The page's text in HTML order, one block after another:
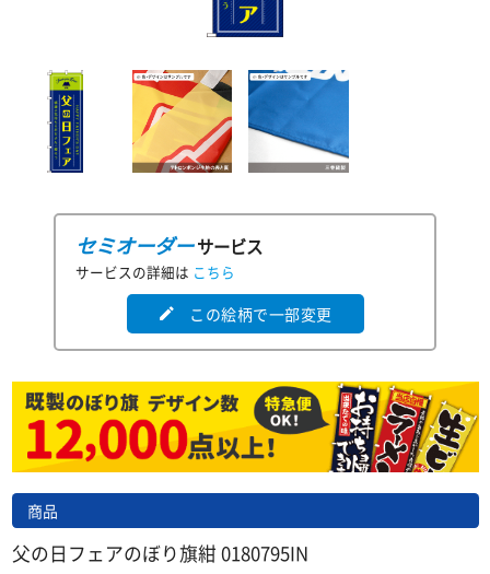
セミオーダーサービス
サービスの詳細は こちら
edit この絵柄で一部変更
商品
父の日フェアのぼり旗紺 0180795IN